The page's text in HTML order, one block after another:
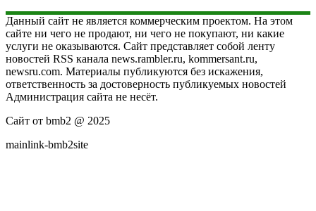
Данный сайт не является коммерческим проектом. На этом
сайте ни чего не продают, ни чего не покупают, ни какие
услуги не оказываются. Сайт представляет собой ленту
новостей RSS канала news.rambler.ru, kommersant.ru,
newsru.com. Материалы публикуются без искажения,
ответственность за достоверность публикуемых новостей
Администрация сайта не несёт.
Сайт от bmb2 @ 2025
mainlink-bmb2site